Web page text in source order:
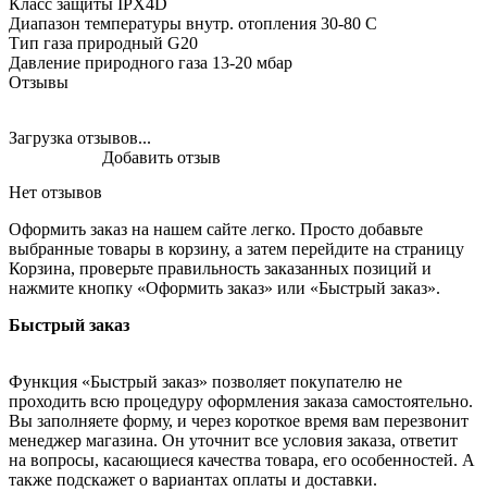
Класс защиты IPX4D
Диапазон температуры внутр. отопления 30-80 С
Тип газа природный G20
Давление природного газа 13-20 мбар
Отзывы
Загрузка отзывов...
Нет отзывов
Добавить отзыв
Оформить заказ на нашем сайте легко. Просто добавьте
выбранные товары в корзину, а затем перейдите на страницу
Корзина, проверьте правильность заказанных позиций и
нажмите кнопку «Оформить заказ» или «Быстрый заказ».
Быстрый заказ
Функция «Быстрый заказ» позволяет покупателю не
проходить всю процедуру оформления заказа самостоятельно.
Вы заполняете форму, и через короткое время вам перезвонит
менеджер магазина. Он уточнит все условия заказа, ответит
на вопросы, касающиеся качества товара, его особенностей. А
также подскажет о вариантах оплаты и доставки.